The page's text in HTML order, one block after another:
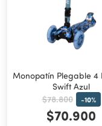
Monopatín Plegable 4
Swift Azul
$78.800 -10%
$70.900